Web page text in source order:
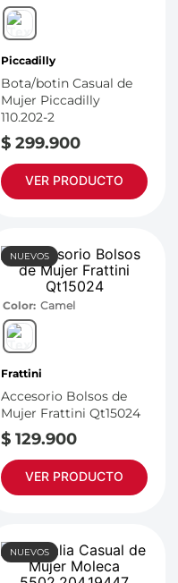
Piccadilly
Bota/botin Casual de
Mujer Piccadilly
110.202-2
$ 299.900
VER PRODUCTO
NUEVOS
Color Camel
Frattini
Accesorio Bolsos de
Mujer Frattini Qt15024
$ 129.900
VER PRODUCTO
NUEVOS